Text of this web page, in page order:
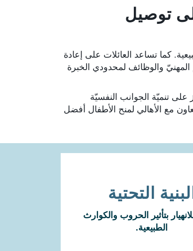
توصيل
كما تساعد العائلات على إعادة
المهنيّ والوظائف لمحدودي الخبرة
تنميّة الجوانب النفسيّة
مع الأهالي لمنح الأطفال أفضل
البنية التحتية
بتأثير الحروب والكوارث
الطبيعية.
إثرها شبكات المياه والصرف
والحقول والمدارس
والمستشفيات.